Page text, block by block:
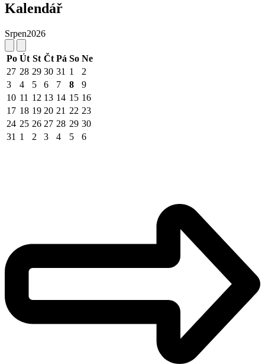
Kalendář
Srpen2026
Po Út St Čt Pá So Ne
27 28 29 30 31 1
2
3
4 5 6 7 8
9
10 11 12 13 14 15 16
17 18 19 20 21 22 23
24 25 26 27 28 29 30
31 1 2 3 4 5 6